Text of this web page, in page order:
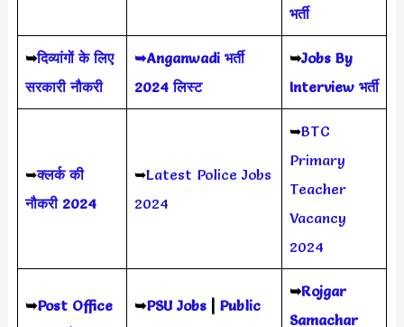
भर्ती
➥दिव्यांगों के लिए
सरकारी नौकरी
➥Anganwadi भर्ती
2024 लिस्ट
➥Jobs By
Interview भर्ती
➥क्लर्क की
नौकरी 2024
➥Latest Police Jobs
2024
➥BTC
Primary
Teacher
Vacancy
2024
➥Post Office
➥PSU Jobs| Public
➥Rojgar
Samachar